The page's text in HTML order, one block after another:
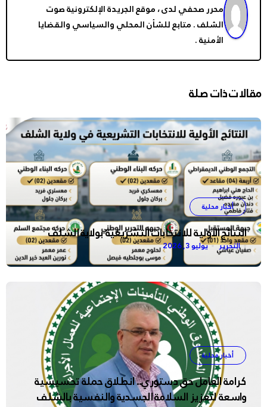
محرر صحفي لدى ، موقع الجريدة الإلكترونية صوت
الشلف . متابع للشأن المحلي والسياسي والقضايا
الأمنية .
مقالات ذات صلة
أخبار محلية
النتائج الأولية للانتخابات التشريعية بولاية الشلف
التحرير يوليو 3, 2026
أخبار محلية
كرامة العامل حق دستوري.. انطلاق حملة تحسيسية
واسعة لتعزيز السلامة الجسدية والنفسية بالشلف